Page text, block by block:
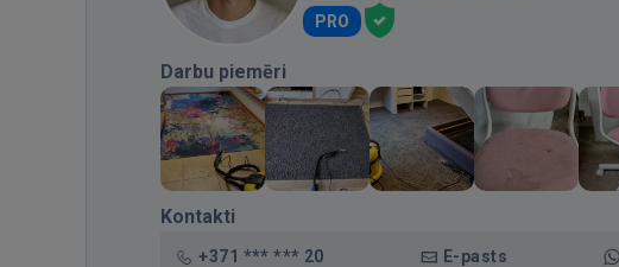
PRO
Darbu piemēri
Kontakti
+371 *** *** 20 E-pasts